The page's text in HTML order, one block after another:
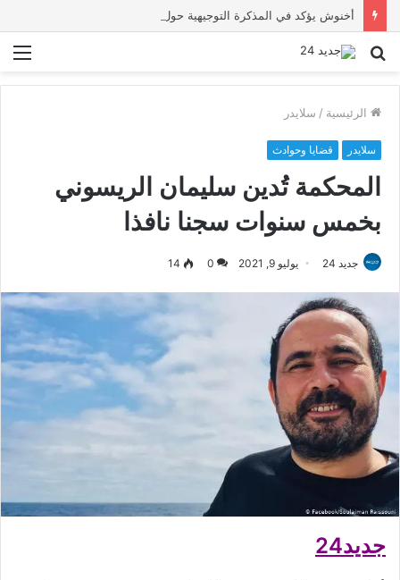
بحث
الرئيسية / سلايدر
سلايدر قضايا وحوادث
المحكمة تُدين سليمان الريسوني
بخمس سنوات سجنا نافذا
جديد 24 يوليو 9, 2021 0
14
جديد24